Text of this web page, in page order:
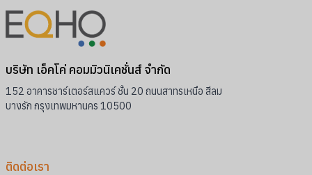
บริษัท เอ็คโค่ คอมมิวนิเคชั่นส์ จำกัด
152 อาคารชาร์เตอร์สแควร์ ชั้น 20 ถนนสาทรเหนือ สีลม
บางรัก กรุงเทพมหานคร 10500
ติดต่อเรา